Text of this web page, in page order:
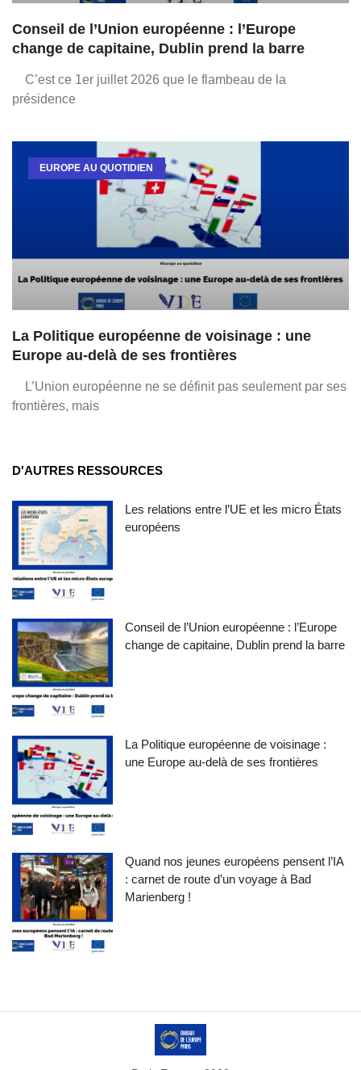
Conseil de l’Union européenne : l’Europe
change de capitaine, Dublin prend la barre
C’est ce 1er juillet 2026 que le flambeau de la
présidence
EUROPE AU QUOTIDIEN
La Politique européenne de voisinage : une
Europe au-delà de ses frontières
L’Union européenne ne se définit pas seulement par ses
frontières, mais
D'AUTRES RESSOURCES
Les relations entre l’UE et les micro États
européens
Conseil de l’Union européenne : l’Europe
change de capitaine, Dublin prend la barre
La Politique européenne de voisinage :
une Europe au-delà de ses frontières
Quand nos jeunes européens pensent l’IA
: carnet de route d’un voyage à Bad
Marienberg !